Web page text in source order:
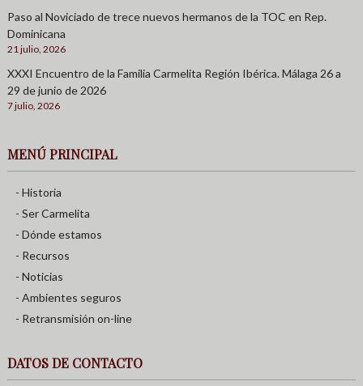
Paso al Noviciado de trece nuevos hermanos de la TOC en Rep.
Dominicana
21 julio, 2026
XXXI Encuentro de la Familia Carmelita Región Ibérica. Málaga 26 a
29 de junio de 2026
7 julio, 2026
MENÚ PRINCIPAL
- Historia
- Ser Carmelita
- Dónde estamos
- Recursos
- Noticias
- Ambientes seguros
- Retransmisión on-line
DATOS DE CONTACTO